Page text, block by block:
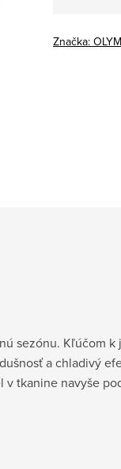
Značka:
sezónu. Kľúčom
a chladivý
tkanine navyše